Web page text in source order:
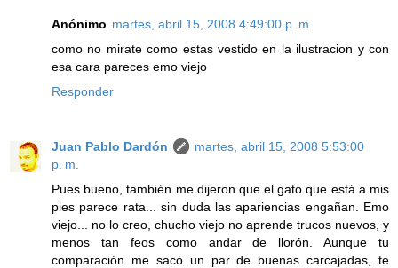
Anónimo martes, abril 15, 2008 4:49:00 p. m.
como no mirate como estas vestido en la ilustracion y con
esa cara pareces emo viejo
Responder
Juan Pablo Dardón
martes, abril 15, 2008 5:53:00
p. m.
Pues bueno, también me dijeron que el gato que está a mis
pies parece rata... sin duda las apariencias engañan. Emo
viejo... no lo creo, chucho viejo no aprende trucos nuevos, y
menos tan feos como andar de llorón. Aunque tu
comparación me sacó un par de buenas carcajadas, te